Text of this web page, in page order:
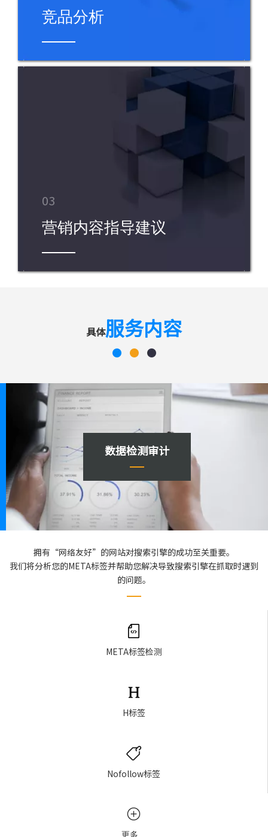
竞品分析
03
营销内容指导建议
具体服务内容
数据检测审计
拥有“网络友好”的网站对搜索引擎的成功至关重要。
我们将分析您的META标签并帮助您解决导致搜索引擎在抓取时遇到
的问题。
META标签检测
H标签
Nofollow标签
更多…